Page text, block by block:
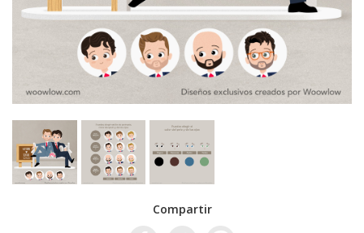
Compartir